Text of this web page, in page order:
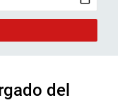
del